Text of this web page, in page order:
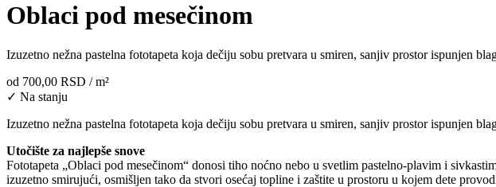
Oblaci pod mesečinom
Izuzetno nežna pastelna fototapeta koja dečiju sobu pretvara u smiren, sanjiv prostor ispunjen
od 700,00 RSD / m²
✓ Na stanju
Izuzetno nežna pastelna fototapeta koja dečiju sobu pretvara u smiren, sanjiv prostor ispunjen
Utočište za najlepše snove
Fototapeta „Oblaci pod mesečinom“ donosi tiho noćno nebo u svetlim pastelno-plavim i
izuzetno smirujući, osmišljen tako da stvori osećaj topline i zaštite u prostoru u kojem dete